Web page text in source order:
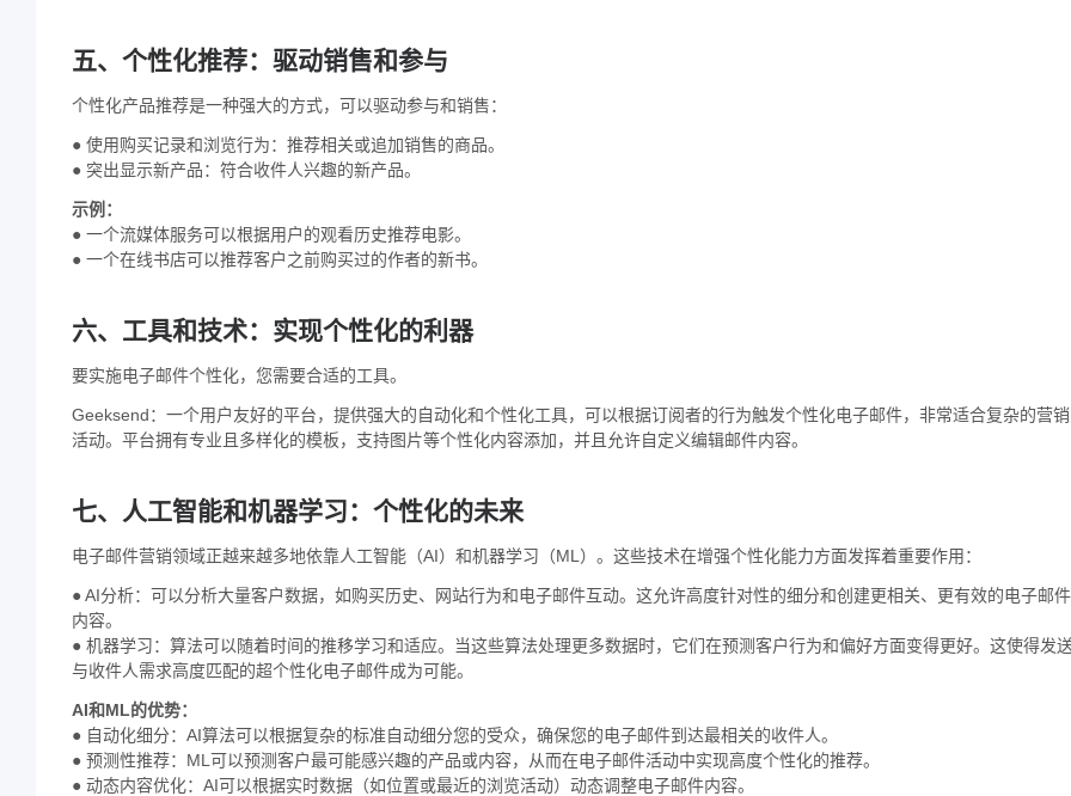
五、个性化推荐：驱动销售和参与
个性化产品推荐是一种强大的方式，可以驱动参与和销售：
● 使用购买记录和浏览行为：推荐相关或追加销售的商品。
● 突出显示新产品：符合收件人兴趣的新产品。
示例：
● 一个流媒体服务可以根据用户的观看历史推荐电影。
● 一个在线书店可以推荐客户之前购买过的作者的新书。
六、工具和技术：实现个性化的利器
要实施电子邮件个性化，您需要合适的工具。
Geeksend：一个用户友好的平台，提供强大的自动化和个性化工具，可以根据订阅者的行为触发个性化电子邮件，非常适合复杂的营销
活动。平台拥有专业且多样化的模板，支持图片等个性化内容添加，并且允许自定义编辑邮件内容。
七、人工智能和机器学习：个性化的未来
电子邮件营销领域正越来越多地依靠人工智能（AI）和机器学习（ML）。这些技术在增强个性化能力方面发挥着重要作用：
● AI分析：可以分析大量客户数据，如购买历史、网站行为和电子邮件互动。这允许高度针对性的细分和创建更相关、更有效的电子邮件
内容。
● 机器学习：算法可以随着时间的推移学习和适应。当这些算法处理更多数据时，它们在预测客户行为和偏好方面变得更好。这使得发
与收件人需求高度匹配的超个性化电子邮件成为可能。
AI和ML的优势：
● 自动化细分：AI算法可以根据复杂的标准自动细分您的受众，确保您的电子邮件到达最相关的收件人。
● 预测性推荐：ML可以预测客户最可能感兴趣的产品或内容，从而在电子邮件活动中实现高度个性化的推荐。
● 动态内容优化：AI可以根据实时数据（如位置或最近的浏览活动）动态调整电子邮件内容。